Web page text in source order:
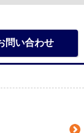
問い合わせ